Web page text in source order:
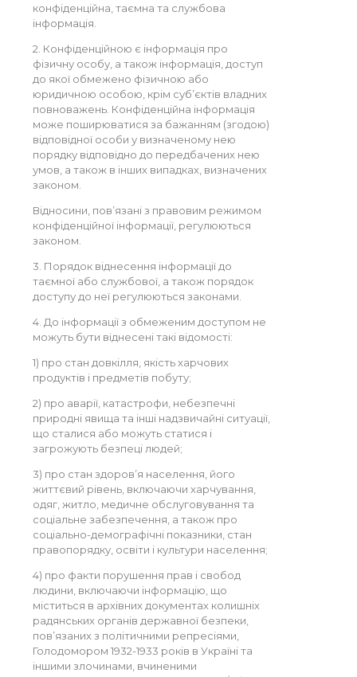
конфіденційна, таємна та службова
інформація.
2. Конфіденційною є інформація про
фізичну особу, а також інформація, доступ
до якої обмежено фізичною або
юридичною особою, крім суб’єктів владних
повноважень. Конфіденційна інформація
може поширюватися за бажанням (згодою)
відповідної особи у визначеному нею
порядку відповідно до передбачених нею
умов, а також в інших випадках, визначених
законом.
Відносини, пов’язані з правовим режимом
конфіденційної інформації, регулюються
законом.
3. Порядок віднесення інформації до
таємної або службової, а також порядок
доступу до неї регулюються законами.
4. До інформації з обмеженим доступом не
можуть бути віднесені такі відомості:
1) про стан довкілля, якість харчових
продуктів і предметів побуту;
2) про аварії, катастрофи, небезпечні
природні явища та інші надзвичайні ситуації,
що сталися або можуть статися і
загрожують безпеці людей;
3) про стан здоров’я населення, його
життєвий рівень, включаючи харчування,
одяг, житло, медичне обслуговування та
соціальне забезпечення, а також про
соціально-демографічні показники, стан
правопорядку, освіти і культури населення;
4) про факти порушення прав і свобод
людини, включаючи інформацію, що
міститься в архівних документах колишніх
радянських органів державної безпеки,
пов’язаних з політичними репресіями,
Голодомором 1932-1933 років в Україні та
іншими злочинами, вчиненими